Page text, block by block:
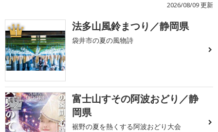
2026/08/09 更新
1 法多山風鈴まつり／静岡県
袋井市の夏の風物詩
2
富士山すその阿波おどり／静
岡県
裾野の夏を熱くする阿波おどり大会